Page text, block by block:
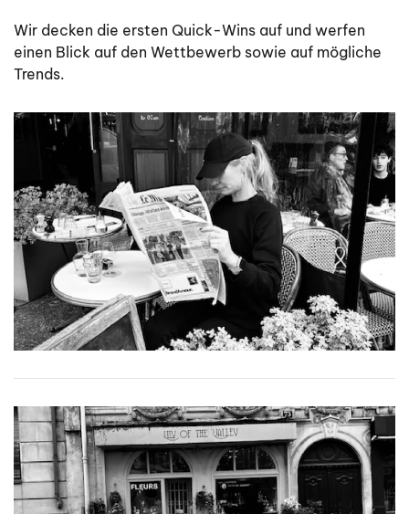
Wir decken die ersten Quick-Wins auf und werfen
einen Blick auf den Wettbewerb sowie auf mögliche
Trends.